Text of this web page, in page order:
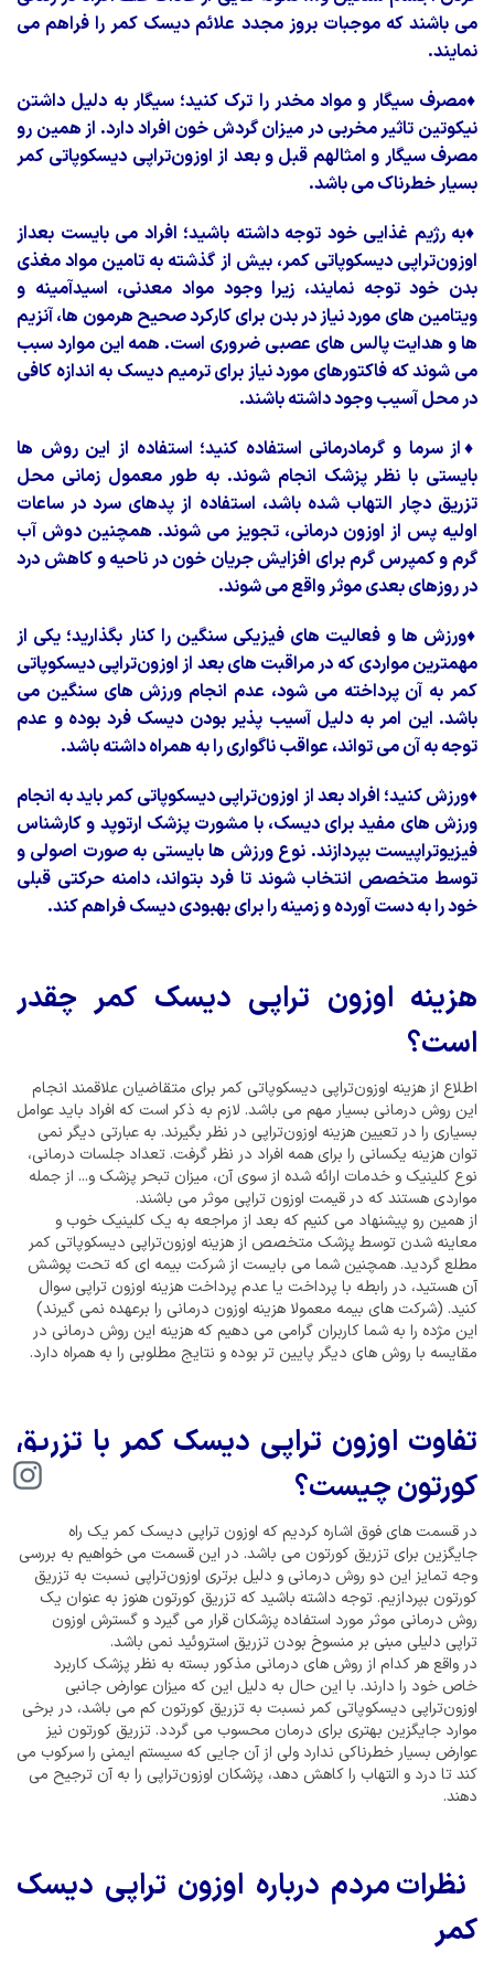
می باشند که موجبات بروز مجدد علائم دیسک کمر را فراهم می
نمایند.
♦مصرف سیگار و مواد مخدر را ترک کنید؛ سیگار به دلیل داشتن
نیکوتین تاثیر مخربی در میزان گردش خون افراد دارد. از همین رو
مصرف سیگار و امثالهم قبل و بعد از اوزون‌تراپی دیسکوپاتی کمر
بسیار خطرناک می باشد.
♦به رژیم غذایی خود توجه داشته باشید؛ افراد می بایست بعداز
اوزون‌تراپی دیسکوپاتی کمر، بیش از گذشته به تامین مواد مغذی
بدن خود توجه نمایند، زیرا وجود مواد معدنی، اسیدآمینه و
ویتامین های مورد نیاز در بدن برای کارکرد صحیح هرمون ها، آنزیم
ها و هدایت پالس های عصبی ضروری است. همه این موارد سبب
می شوند که فاکتورهای مورد نیاز برای ترمیم دیسک به اندازه کافی
در محل آسیب وجود داشته باشند.
♦از سرما و گرمادرمانی استفاده کنید؛ استفاده از این روش ها
بایستی با نظر پزشک انجام شوند. به طور معمول زمانی محل
تزریق دچار التهاب شده باشد، استفاده از پدهای سرد در ساعات
اولیه پس از اوزون درمانی، تجویز می شوند. همچنین دوش آب
گرم و کمپرس گرم برای افزایش جریان خون در ناحیه و کاهش درد
در روزهای بعدی موثر واقع می شوند.
♦ورزش ها و فعالیت های فیزیکی سنگین را کنار بگذارید؛ یکی از
مهمترین مواردی که در مراقبت های بعد از اوزون‌تراپی دیسکوپاتی
کمر به آن پرداخته می شود، عدم انجام ورزش های سنگین می
باشد. این امر به دلیل آسیب پذیر بودن دیسک فرد بوده و عدم
توجه به آن می تواند، عواقب ناگواری را به همراه داشته باشد.
♦ورزش کنید؛ افراد بعد از اوزون‌تراپی دیسکوپاتی کمر باید به انجام
ورزش های مفید برای دیسک، با مشورت پزشک ارتوپد و کارشناس
فیزیوتراپیست بپردازند. نوع ورزش ها بایستی به صورت اصولی و
توسط متخصص انتخاب شوند تا فرد بتواند، دامنه حرکتی قبلی
خود را به دست آورده و زمینه را برای بهبودی دیسک فراهم کند.
هزینه اوزون تراپی دیسک کمر چقدر
است؟
اطلاع از هزینه اوزون‌تراپی دیسکوپاتی کمر برای متقاضیان علاقمند انجام
این روش درمانی بسیار مهم می باشد. لازم به ذکر است که افراد باید عوامل
بسیاری را در تعیین هزینه اوزون‌تراپی در نظر بگیرند. به عبارتی دیگر نمی
توان هزینه یکسانی را برای همه افراد در نظر گرفت. تعداد جلسات درمانی،
نوع کلینیک و خدمات ارائه شده از سوی آن، میزان تبحر پزشک و... از جمله
مواردی هستند که در قیمت اوزون تراپی موثر می باشند.
از همین رو پیشنهاد می کنیم که بعد از مراجعه به یک کلینیک خوب و
معاینه شدن توسط پزشک متخصص از هزینه اوزون‌تراپی دیسکوپاتی کمر
مطلع گردید. همچنین شما می بایست از شرکت بیمه ای که تحت پوشش
آن هستید، در رابطه با پرداخت یا عدم پرداخت هزینه اوزون تراپی سوال
کنید. (شرکت های بیمه معمولا هزینه اوزون درمانی را برعهده نمی گیرند)
این مژده را به شما کاربران گرامی می دهیم که هزینه این روش درمانی در
مقایسه با روش های دیگر پایین تر بوده و نتایج مطلوبی را به همراه دارد.
تفاوت اوزون تراپی دیسک کمر با تزریق
کورتون چیست؟
در قسمت های فوق اشاره کردیم که اوزون تراپی دیسک کمر یک راه
جایگزین برای تزریق کورتون می باشد. در این قسمت می خواهیم به بررسی
وجه تمایز این دو روش درمانی و دلیل برتری اوزون‌تراپی نسبت به تزریق
کورتون بپردازیم. توجه داشته باشید که تزریق کورتون هنوز به عنوان یک
روش درمانی موثر مورد استفاده پزشکان قرار می گیرد و گسترش اوزون
تراپی دلیلی مبنی بر منسوخ بودن تزریق استروئید نمی باشد.
در واقع هر کدام از روش های درمانی مذکور بسته به نظر پزشک کاربرد
خاص خود را دارند. با این حال به دلیل این که میزان عوارض جانبی
اوزون‌تراپی دیسکوپاتی کمر نسبت به تزریق کورتون کم می باشد، در برخی
موارد جایگزین بهتری برای درمان محسوب می گردد. تزریق کورتون نیز
عوارض بسیار خطرناکی ندارد ولی از آن جایی که سیستم ایمنی را سرکوب می
کند تا درد و التهاب را کاهش دهد، پزشکان اوزون‌تراپی را به آن ترجیح می
دهند.
نظرات مردم درباره اوزون تراپی دیسک
کمر